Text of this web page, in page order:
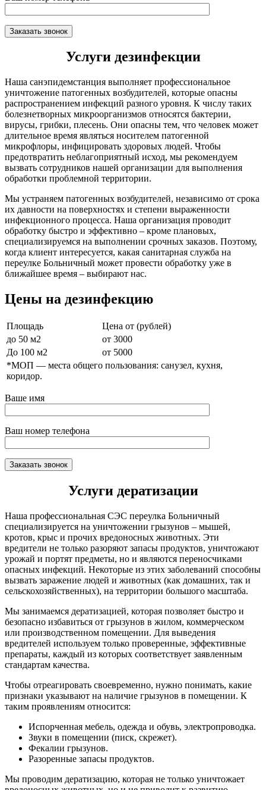
Услуги дезинфекции
Наша санэпидемстанция выполняет профессиональное
уничтожение патогенных возбудителей, которые опасны
распространением инфекций разного уровня. К числу таких
болезнетворных микроорганизмов относятся бактерии,
вирусы, грибки, плесень. Они опасны тем, что человек может
длительное время являться носителем патогенной
микрофлоры, инфицировать здоровых людей. Чтобы
предотвратить неблагоприятный исход, мы рекомендуем
вызвать сотрудников нашей организации для выполнения
обработки проблемной территории.
Мы устраняем патогенных возбудителей, независимо от срока
их давности на поверхностях и степени выраженности
инфекционного процесса. Наша организация проводит
обработку быстро и эффективно – кроме плановых,
специализируемся на выполнении срочных заказов. Поэтому,
когда клиент интересуется, какая санитарная служба на
переулке Больничный может провести обработку уже в
ближайшее время – выбирают нас.
Цены на дезинфекцию
Площадь
Цена от (рублей)
до 50 м2
от 3000
До 100 м2
от 5000
*МОП — места общего пользования: санузел, кухня,
коридор.
Ваше имя
Ваш номер телефона
Услуги дератизации
Наша профессиональная СЭС переулка Больничный
специализируется на уничтожении грызунов – мышей,
кротов, крыс и прочих вредоносных животных. Эти
вредители не только разоряют запасы продуктов, уничтожают
урожай и портят предметы, но и являются переносчиками
опасных инфекций. Некоторые из этих заболеваний способны
вызвать заражение людей и животных (как домашних, так и
сельскохозяйственных), на территории большого масштаба.
Мы занимаемся дератизацией, которая позволяет быстро и
безопасно избавиться от грызунов в жилом, коммерческом
или производственном помещении. Для выведения
вредителей используем только проверенные, эффективные
препараты, каждый из которых соответствует заявленным
стандартам качества.
Чтобы отреагировать своевременно, нужно понимать, какие
признаки указывают на наличие грызунов в помещении. К
таким проявлениям относится:
Испорченная мебель, одежда и обувь, электропроводка.
Звуки в помещении (писк, скрежет).
Фекалии грызунов.
Разоренные запасы продуктов.
Мы проводим дератизацию, которая не только уничтожает